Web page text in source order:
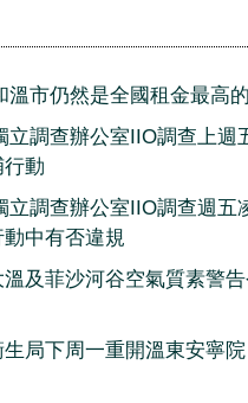
溫市仍然是全國租金最高
立調查辦公室IIO調查上週
動
立調查辦公室IIO調查週五
中有否違規
溫及菲沙河谷空氣質素警
生局下周一重開溫東安寧